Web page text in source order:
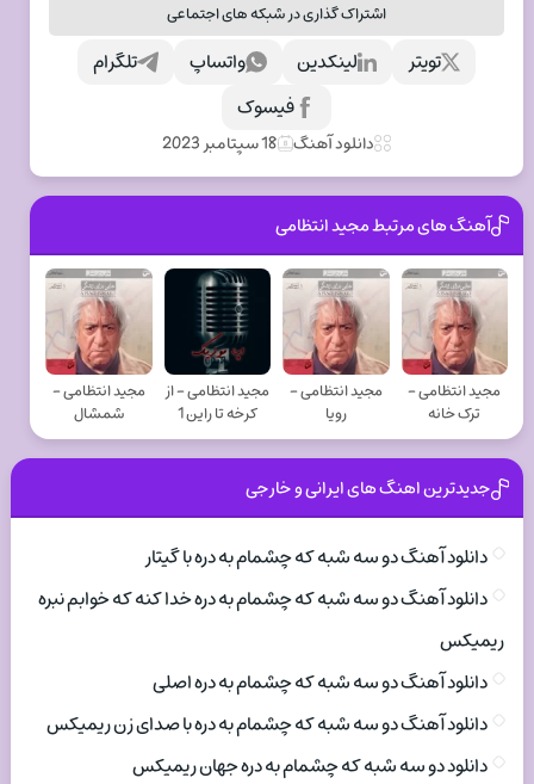
اشتراک گذاری در شبکه های اجتماعی
تلگرام واتساپ لینکدین
تویتر
فیسوک
دانلود آهنگ 18 سپتامبر 2023
آهنگ های مرتبط مجید انتظامی
مجید انتظامی -
ترک خانه‌
مجید انتظامی -
رویا
مجید انتظامی - از
کرخه تا راین 1
مجید انتظامی -
شمشال
جدیدترین اهنگ های ایرانی و خارجی
دانلود آهنگ دو سه شبه که چشمام به دره با گیتار
دانلود آهنگ دو سه شبه که چشمام به دره خدا کنه که خوابم نبره
ریمیکس
دانلود آهنگ دو سه شبه که چشمام به دره اصلی
دانلود آهنگ دو سه شبه که چشمام به دره با صدای زن ریمیکس
دانلود دو سه شبه که چشمام به دره جهان ریمیکس